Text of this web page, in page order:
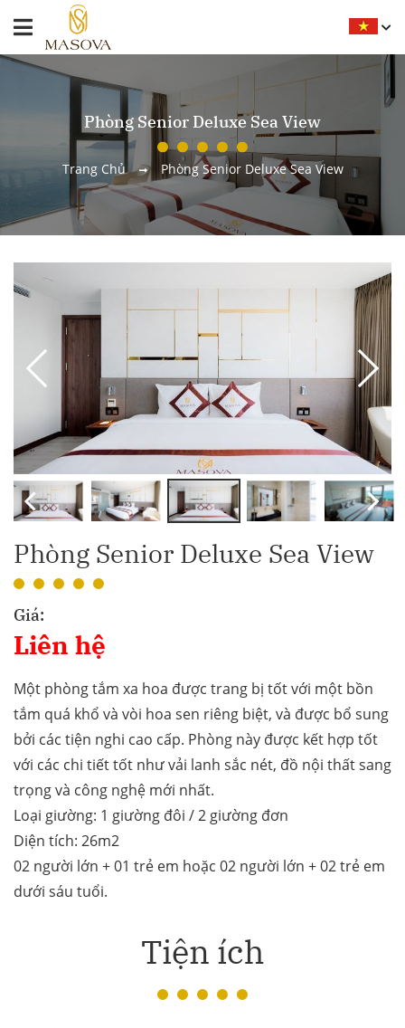
Phòng Senior Deluxe Sea View
Trang Chủ Phòng Senior Deluxe Sea View
Phòng Senior Deluxe Sea View
Giá:
Liên hệ
Một phòng tắm xa hoa được trang bị tốt với một bồn
tắm quá khổ và vòi hoa sen riêng biệt, và được bổ sung
bởi các tiện nghi cao cấp. Phòng này được kết hợp tốt
với các chi tiết tốt như vải lanh sắc nét, đồ nội thất sang
trọng và công nghệ mới nhất.
Loại giường: 1 giường đôi / 2 giường đơn
Diện tích: 26m2
02 người lớn + 01 trẻ em hoặc 02 người lớn + 02 trẻ em
dưới sáu tuổi.
Tiện ích